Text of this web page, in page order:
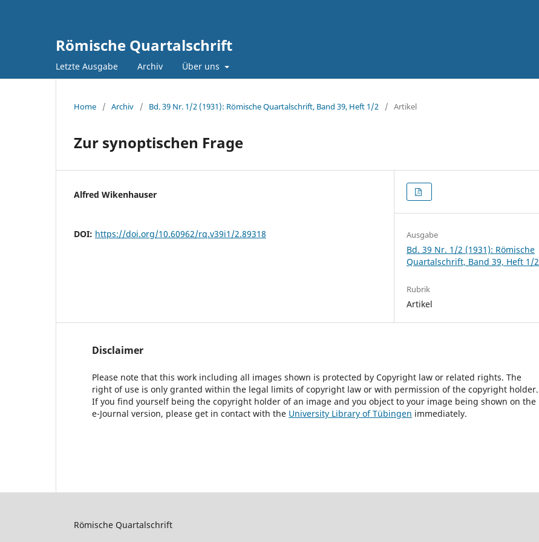
Römische Quartalschrift
Letzte Ausgabe Archiv Über uns
Home / Archiv / Bd. 39 Nr. 1/2 (1931): Römische Quartalschrift, Band 39, Heft 1/2 / Artikel
Zur synoptischen Frage
Alfred Wikenhauser
DOI: https://doi.org/10.60962/rq.v39i1/2.89318 Ausgabe
Bd. 39 Nr. 1/2 (1931): Römische
Quartalschrift, Band 39, Heft 1/2
Rubrik
Artikel
Disclaimer
Please note that this work including all images shown is protected by Copyright law or related rights. The
right of use is only granted within the legal limits of copyright law or with permission of the copyright holder.
If you find yourself being the copyright holder of an image and you object to your image being shown on the
e-Journal version, please get in contact with the University Library of Tübingen immediately.
Römische Quartalschrift